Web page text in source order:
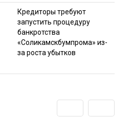
Кредиторы требуют
запустить процедуру
банкротства
«Соликамскбумпрома» из-
за роста убытков